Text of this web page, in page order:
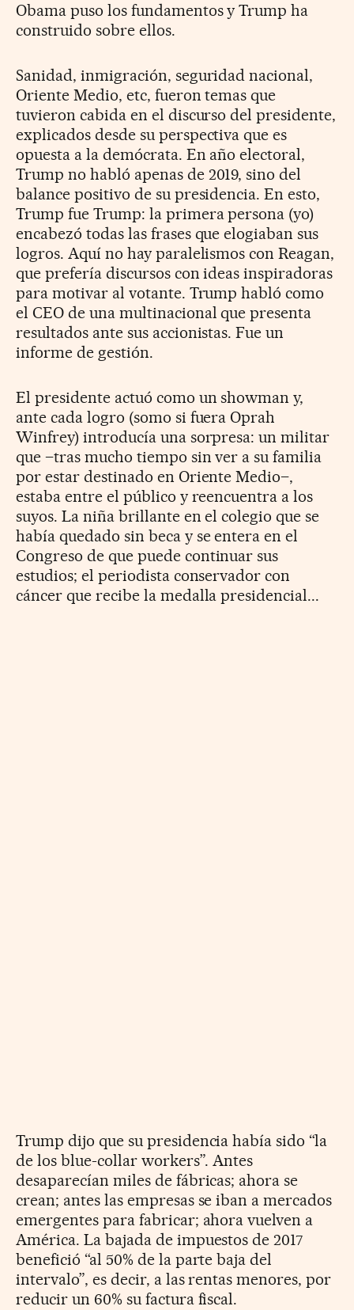
Obama puso los fundamentos y Trump ha
construido sobre ellos.
Sanidad, inmigración, seguridad nacional,
Oriente Medio, etc, fueron temas que
tuvieron cabida en el discurso del presidente,
explicados desde su perspectiva que es
opuesta a la demócrata. En año electoral,
Trump no habló apenas de 2019, sino del
balance positivo de su presidencia. En esto,
Trump fue Trump: la primera persona (yo)
encabezó todas las frases que elogiaban sus
logros. Aquí no hay paralelismos con Reagan,
que prefería discursos con ideas inspiradoras
para motivar al votante. Trump habló como
el CEO de una multinacional que presenta
resultados ante sus accionistas. Fue un
informe de gestión.
El presidente actuó como un showman y,
ante cada logro (somo si fuera Oprah
Winfrey) introducía una sorpresa: un militar
que –tras mucho tiempo sin ver a su familia
por estar destinado en Oriente Medio–,
estaba entre el público y reencuentra a los
suyos. La niña brillante en el colegio que se
había quedado sin beca y se entera en el
Congreso de que puede continuar sus
estudios; el periodista conservador con
cáncer que recibe la medalla presidencial...
Trump dijo que su presidencia había sido “la
de los blue-collar workers”. Antes
desaparecían miles de fábricas; ahora se
crean; antes las empresas se iban a mercados
emergentes para fabricar; ahora vuelven a
América. La bajada de impuestos de 2017
benefició “al 50% de la parte baja del
intervalo”, es decir, a las rentas menores, por
reducir un 60% su factura fiscal.